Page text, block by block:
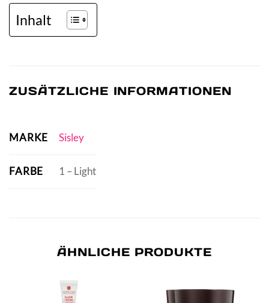
Inhalt
ZUSÄTZLICHE INFORMATIONEN
MARKE Sisley
FARBE 1 – Light
ÄHNLICHE PRODUKTE